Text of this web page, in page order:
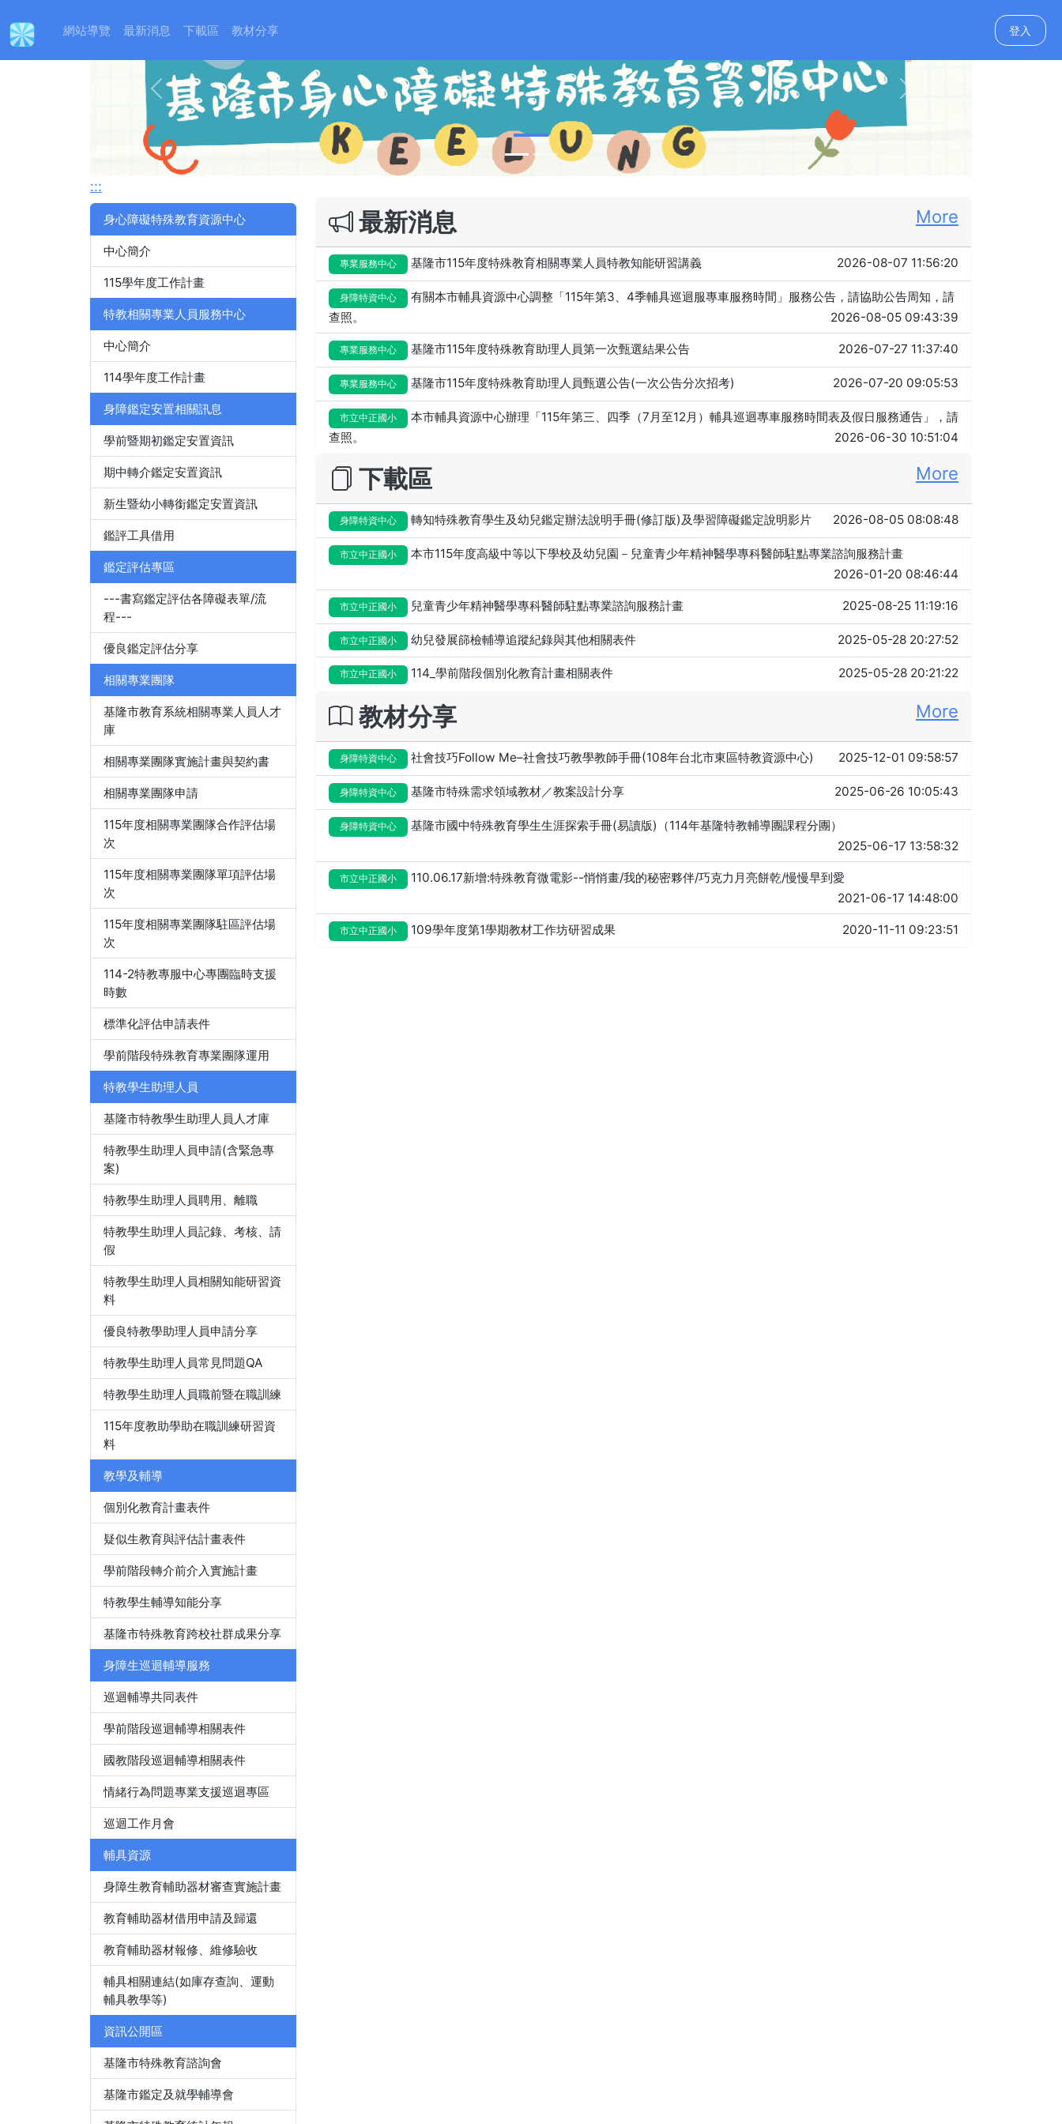
網站導覽 最新消息 下載區 教材分享 登入
Previous Next
:::
More
最新消息
專業服務中心 基隆市115年度特殊教育相關專業人員特教知能研習講義 2026-08-07 11:56:20
身障特資中心
有關本市輔具資源中心調整「115年第3、4季輔具巡迴服專車服務時間」服務公告，請協助公告周知，請
查照。
2026-08-05 09:43:39
專業服務中心 基隆市115年度特殊教育助理人員第一次甄選結果公告 2026-07-27 11:37:40
專業服務中心 基隆市115年度特殊教育助理人員甄選公告(一次公告分次招考) 2026-07-20 09:05:53
市立中正國小
本市輔具資源中心辦理「115年第三、四季（7月至12月）輔具巡迴專車服務時間表及假日服務通告」，請
查照。
2026-06-30 10:51:04
More
下載區
身障特資中心 轉知特殊教育學生及幼兒鑑定辦法說明手冊(修訂版)及學習障礙鑑定說明影片 2026-08-05 08:08:48
市立中正國小
本市115年度高級中等以下學校及幼兒園－兒童青少年精神醫學專科醫師駐點專業諮詢服務計畫
2026-01-20 08:46:44
市立中正國小 兒童青少年精神醫學專科醫師駐點專業諮詢服務計畫 2025-08-25 11:19:16
市立中正國小 幼兒發展篩檢輔導追蹤紀錄與其他相關表件 2025-05-28 20:27:52
市立中正國小 114_學前階段個別化教育計畫相關表件 2025-05-28 20:21:22
More
教材分享
身障特資中心 社會技巧Follow Me–社會技巧教學教師手冊(108年台北市東區特教資源中心) 2025-12-01 09:58:57
身障特資中心 基隆市特殊需求領域教材／教案設計分享 2025-06-26 10:05:43
身障特資中心
基隆市國中特殊教育學生生涯探索手冊(易讀版)（114年基隆特教輔導團課程分團）
2025-06-17 13:58:32
市立中正國小
110.06.17新增:特殊教育微電影--悄悄畫/我的秘密夥伴/巧克力月亮餅乾/慢慢早到愛
2021-06-17 14:48:00
市立中正國小 109學年度第1學期教材工作坊研習成果 2020-11-11 09:23:51
身心障礙特殊教育資源中心
中心簡介
115學年度工作計畫
特教相關專業人員服務中心
中心簡介
114學年度工作計畫
身障鑑定安置相關訊息
學前暨期初鑑定安置資訊
期中轉介鑑定安置資訊
新生暨幼小轉銜鑑定安置資訊
鑑評工具借用
鑑定評估專區
---書寫鑑定評估各障礙表單/流
程---
優良鑑定評估分享
相關專業團隊
基隆市教育系統相關專業人員人才
庫
相關專業團隊實施計畫與契約書
相關專業團隊申請
115年度相關專業團隊合作評估場
次
115年度相關專業團隊單項評估場
次
115年度相關專業團隊駐區評估場
次
114-2特教專服中心專團臨時支援
時數
標準化評估申請表件
學前階段特殊教育專業團隊運用
特教學生助理人員
基隆市特教學生助理人員人才庫
特教學生助理人員申請(含緊急專
案)
特教學生助理人員聘用、離職
特教學生助理人員記錄、考核、請
假
特教學生助理人員相關知能研習資
料
優良特教學助理人員申請分享
特教學生助理人員常見問題QA
特教學生助理人員職前暨在職訓練
115年度教助學助在職訓練研習資
料
教學及輔導
個別化教育計畫表件
疑似生教育與評估計畫表件
學前階段轉介前介入實施計畫
特教學生輔導知能分享
基隆市特殊教育跨校社群成果分享
身障生巡迴輔導服務
巡迴輔導共同表件
學前階段巡迴輔導相關表件
國教階段巡迴輔導相關表件
情緒行為問題專業支援巡迴專區
巡迴工作月會
輔具資源
身障生教育輔助器材審查實施計畫
教育輔助器材借用申請及歸還
教育輔助器材報修、維修驗收
輔具相關連結(如庫存查詢、運動
輔具教學等)
資訊公開區
基隆市特殊教育諮詢會
基隆市鑑定及就學輔導會